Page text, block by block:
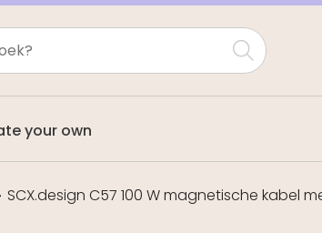
your own
SCX.design C57 100 W magnetische kabel